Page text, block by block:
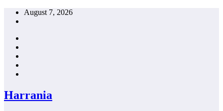
Skip
August 7, 2026
Harrania